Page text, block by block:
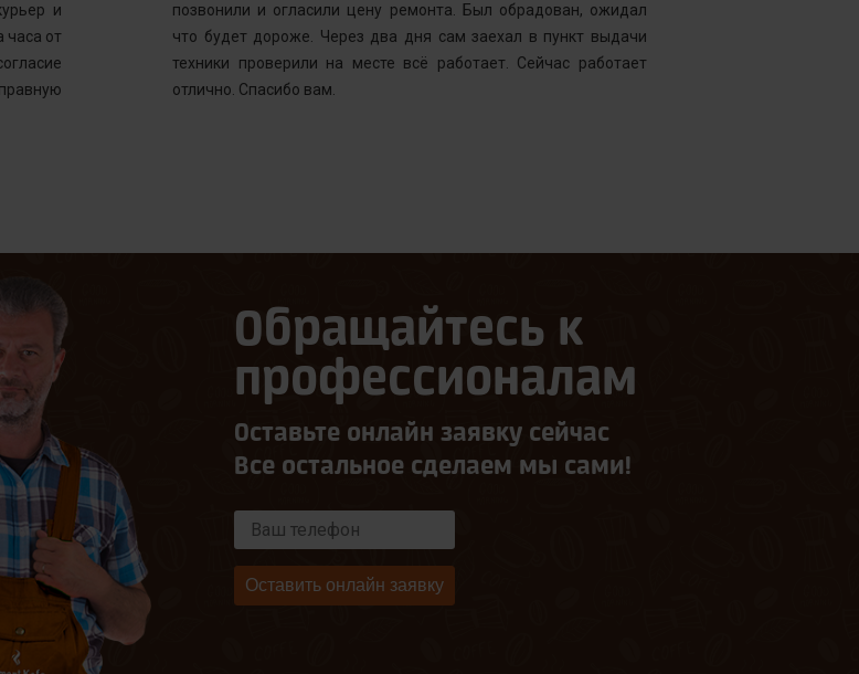
и
часа от
позвонили и огласили цену ремонта. Был обрадован, ожидал
что будет дороже. Через два дня сам заехал в пункт выдачи
техники проверили на месте всё работает. Сейчас работает
отлично. Спасибо вам.
Обращайтесь к
профессионалам
Оставьте онлайн заявку сейчас
Все остальное сделаем мы сами!
Оставить онлайн заявку